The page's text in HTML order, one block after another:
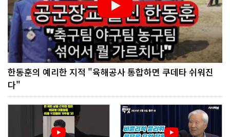
한동훈의 예리한 지적 "육해공사 통합하면 쿠데타 쉬워진
다"